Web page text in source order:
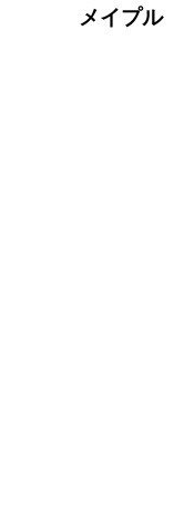
メイプル